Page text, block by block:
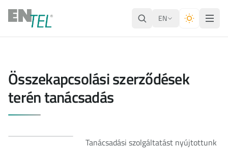
EN
Összekapcsolási szerződések
terén tanácsadás
Tanácsadási szolgáltatást nyújtottunk